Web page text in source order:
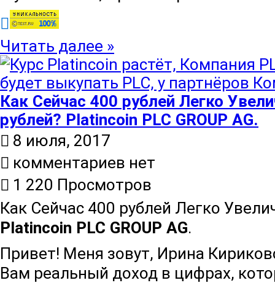
Читать далее »
Как Сейчас 400 рублей Легко
рублей? Platincoin PLC GROUP AG.
8 июля, 2017
комментариев нет
1 220 Просмотров
Как Сейчас 400 рублей Легко
Platincoin PLC GROUP AG.
Привет! Меня зовут, Ирина
Вам реальный доход в цифрах,